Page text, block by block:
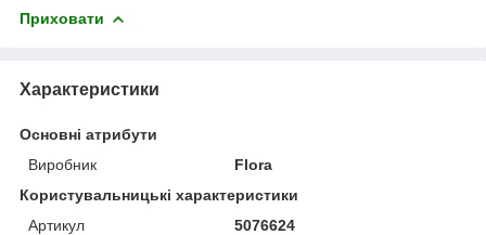
Приховати
Характеристики
Основні атрибути
Виробник
Flora
Користувальницькі характеристики
Артикул
5076624